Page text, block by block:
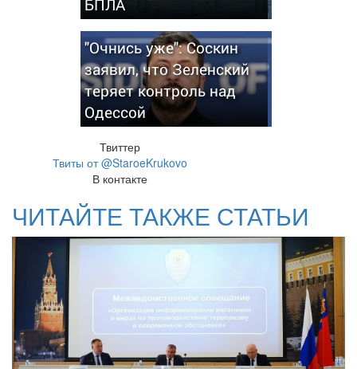
БПЛА
"Очнись уже": Соскин
заявил, что Зеленский
теряет контроль над
Одессой
Твиттер
Твиты от @StaroeKrukovo
В контакте
ЧИТАЙТЕ ТАКЖЕ СТАТЬИ